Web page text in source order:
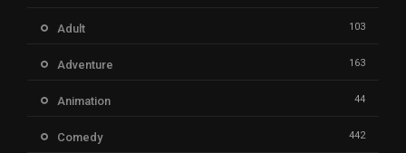
Adult 103
Adventure 163
Animation 44
Comedy 442